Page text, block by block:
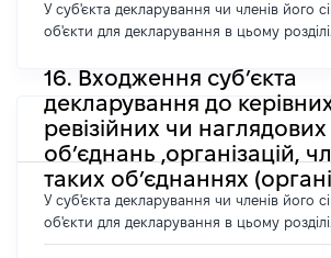
У суб'єкта декларування чи членів його
об'єкти для декларування в цьому розділі.
16. Входження суб’єкта
декларування до
ревізійних чи наглядових
об’єднань ,організацій,
таких об’єднаннях
У суб'єкта декларування чи членів його
об'єкти для декларування в цьому розділі.